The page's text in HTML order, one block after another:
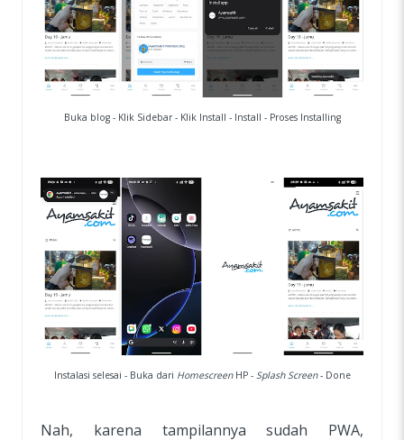
Buka blog - Klik Sidebar - Klik Install - Install - Proses Installing
Instalasi selesai - Buka dari HomescreenHP - Splash Screen- Done
Nah, karena tampilannya sudah PWA,